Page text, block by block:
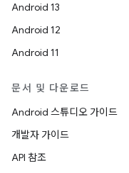
Android 13
Android 12
Android 11
문서 및 다운로드
Android 스튜디오 가이드
개발자 가이드
API 참조